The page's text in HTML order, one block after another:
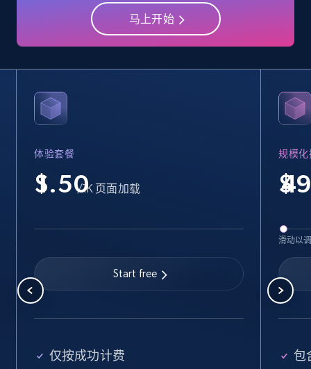
3.5K+ 注册使用
Crunchbase companies information
Name, URL, ID, Cb rank, Region, About,
Industries, Operating status, and more.
Name, URL, ID, Cb rank, Region, About,
Industries, Operating status, and more.
马上开始
体验套餐
$ /1K 页面加载
Start free
仅按成功计费
规模化
$
滑动以
包